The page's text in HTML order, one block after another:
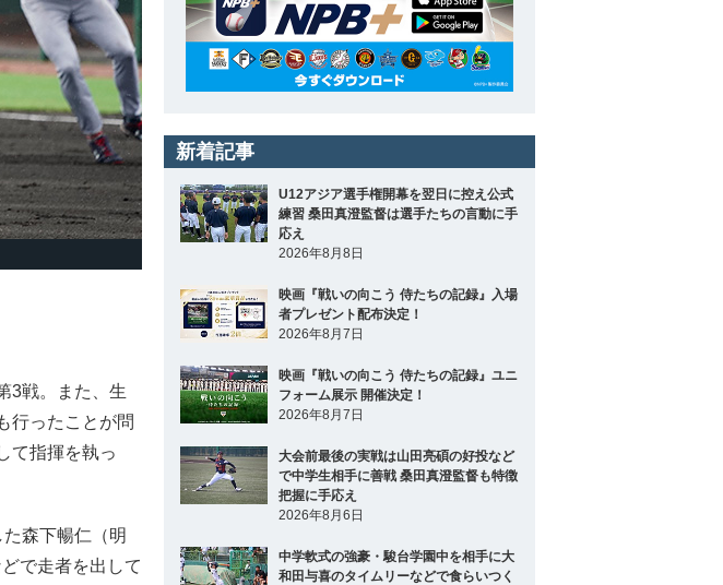
3戦。また、生
行ったことが問
て指揮を執っ
森下暢仁（明
で走者を出して
新着記事
U12アジア選手権開幕を翌日に控え公式
練習 桑田真澄監督は選手たちの言動に手
応え
2026年8月8日
映画『戦いの向こう 侍たちの記録』入場
者プレゼント配布決定！
2026年8月7日
映画『戦いの向こう 侍たちの記録』ユニ
フォーム展示 開催決定！
2026年8月7日
大会前最後の実戦は山田亮碩の好投など
で中学生相手に善戦 桑田真澄監督も特徴
把握に手応え
2026年8月6日
中学軟式の強豪・駿台学園中を相手に大
和田与喜のタイムリーなどで食らいつく